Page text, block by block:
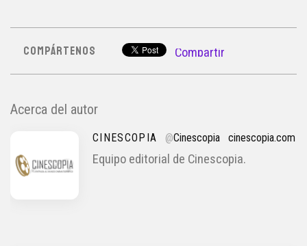
COMPÁRTENOS Compartir
Acerca del autor
CINESCOPIA @Cinescopia cinescopia.com
Equipo editorial de Cinescopia.